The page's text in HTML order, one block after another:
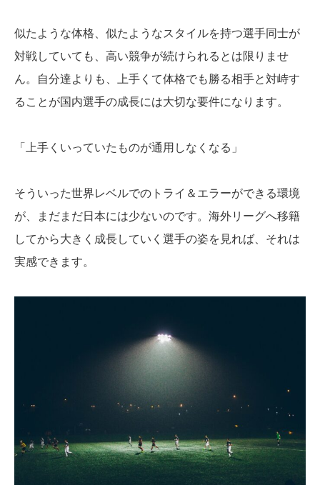
似たような体格、似たようなスタイルを持つ選手同士が
対戦していても、高い競争が続けられるとは限りませ
ん。自分達よりも、上手くて体格でも勝る相手と対峙す
ることが国内選手の成長には大切な要件になります。
「上手くいっていたものが通用しなくなる」
そういった世界レベルでのトライ＆エラーができる環境
が、まだまだ日本には少ないのです。海外リーグへ移籍
してから大きく成長していく選手の姿を見れば、それは
実感できます。